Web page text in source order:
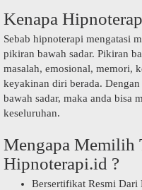
Kenapa
Sebab hipnoterapi mengatasi
pikiran bawah sadar. Pikiran
masalah, emosional, memori,
keyakinan diri berada.
bawah sadar, maka anda bisa
keseluruhan.
Mengapa Memilih
Hipnoterapi.id ?
Bersertifikat Resmi Dari